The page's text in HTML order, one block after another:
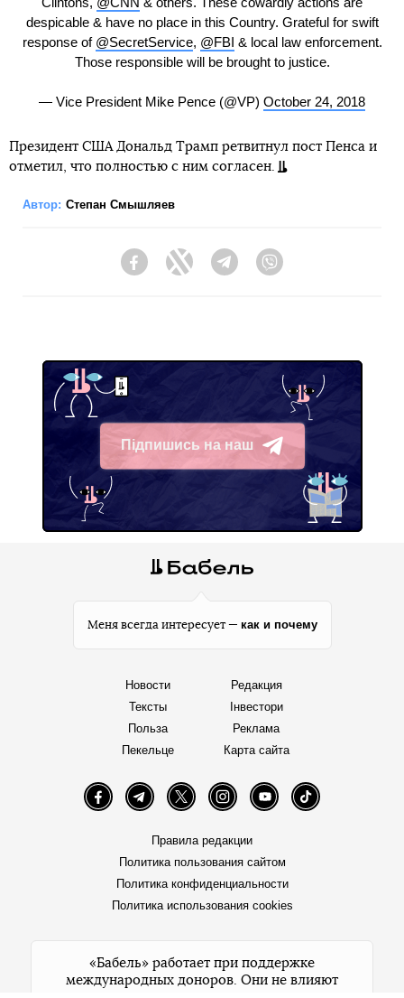
despicable & have no place in this Country. Grateful for swift
response of @SecretService, @FBI & local law enforcement.
Those responsible will be brought to justice.
— Vice President Mike Pence (@VP) October 24, 2018
Президент США Дональд Трамп ретвитнул пост Пенса и
отметил, что полностью с ним согласен.
Автор: Степан Смышляев
FacebookTwitter Telegram
Підпишись на наш
Telegram
Меня всегда интересует — как и почему
Новости
Тексты
Польза
Пекельце
Редакция
Інвестори
Реклама
Карта сайта
FacebookTelegramTwitter InstagramYouTube TikTok
Правила редакции
Политика пользования сайтом
Политика конфиденциальности
Политика использования cookies
«Бабель» работает при поддержке
международных доноров. Они не влияют